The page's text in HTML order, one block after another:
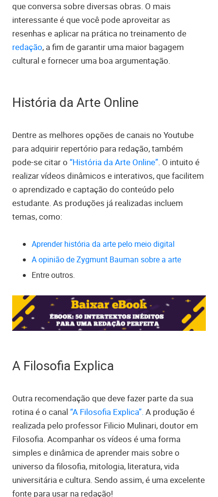
que conversa sobre diversas obras. O mais
interessante é que você pode aproveitar as
resenhas e aplicar na prática no treinamento de
redação, a fim de garantir uma maior bagagem
cultural e fornecer uma boa argumentação.
História da Arte Online
Dentre as melhores opções de canais no Youtube
para adquirir repertório para redação, também
pode-se citar o “História da Arte Online”. O intuito é
realizar vídeos dinâmicos e interativos, que facilitem
o aprendizado e captação do conteúdo pelo
estudante. As produções já realizadas incluem
temas, como:
Aprender história da arte pelo meio digital
A opinião de Zygmunt Bauman sobre a arte
Entre outros.
A Filosofia Explica
Outra recomendação que deve fazer parte da sua
rotina é o canal“A Filosofia Explica”.A produção é
realizada pelo professor Filicio Mulinari, doutor em
Filosofia. Acompanhar os vídeos é uma forma
simples e dinâmica de aprender mais sobre o
universo da filosofia, mitologia, literatura, vida
universitária e cultura. Sendo assim, é uma excelente
fonte para usar na redação!